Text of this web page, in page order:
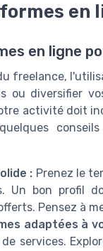
en
en ligne
freelance,
ou diversifier
activité doit
: Prenez le
Un bon profil
Pensez à
adaptées à
services.